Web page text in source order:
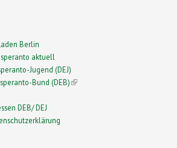
Berlin
aktuell
Jugend (DEJ)
Bund (DEB)(link is external)
DEB/ DEJ